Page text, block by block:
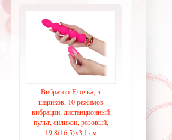
Вибратор-Елочка, 5
шариков, 10 режимов
вибрации, дистанционный
пульт, силикон, розовый,
19,8(16,5)х3,1 см